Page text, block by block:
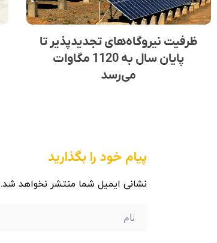
ظرفیت نیروگاه‌های تجدیدپذیر تا
پایان سال به 1120 مگاوات
می‌رسد
پیام خود را بگذارید
نشانی ایمیل شما منتشر نخواهد شد.